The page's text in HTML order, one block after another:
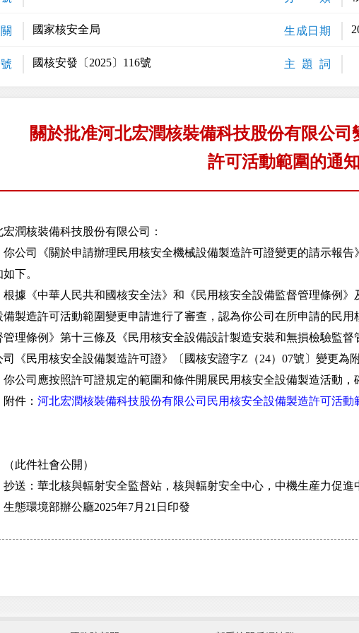
國家核安全局 生成日期
國核安發〔2025〕116號 主 題 詞
關於批准河北宏潤核裝備科技股份有限公
許可活動範圍的通知
宏潤核裝備科技股份有限公司：
司《關於申請辦理民用核安全機械設備製造許可證變更的請示報告
下。
《中華人民共和國核安全法》和《民用核安全設備監督管理條例》
備製造許可活動範圍變更申請進行了審查，認為你公司在所申請的民
管理條例》第十三條及《民用核安全設備設計製造安裝和無損檢驗監
司《民用核安全設備製造許可證》〔國核安證字Z（24）07號〕變更為
司應按照許可證規定的範圍和條件開展民用核安全設備製造活動，
件： 河北宏潤核裝備科技股份有限公司民用核安全設備製造許可活動
件社會公開）
：華北核與輻射安全監督站，核與輻射安全中心，中機生産力促進
環境部辦公廳2025年7月21日印發
國防部